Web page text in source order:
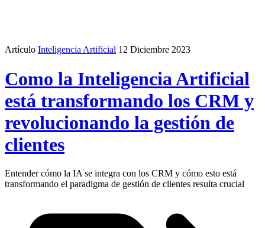
Artículo Inteligencia Artificial 12 Diciembre 2023
Como la Inteligencia Artificial
está transformando los CRM y
revolucionando la gestión de
clientes
Entender cómo la IA se integra con los CRM y cómo esto está
transformando el paradigma de gestión de clientes resulta crucial